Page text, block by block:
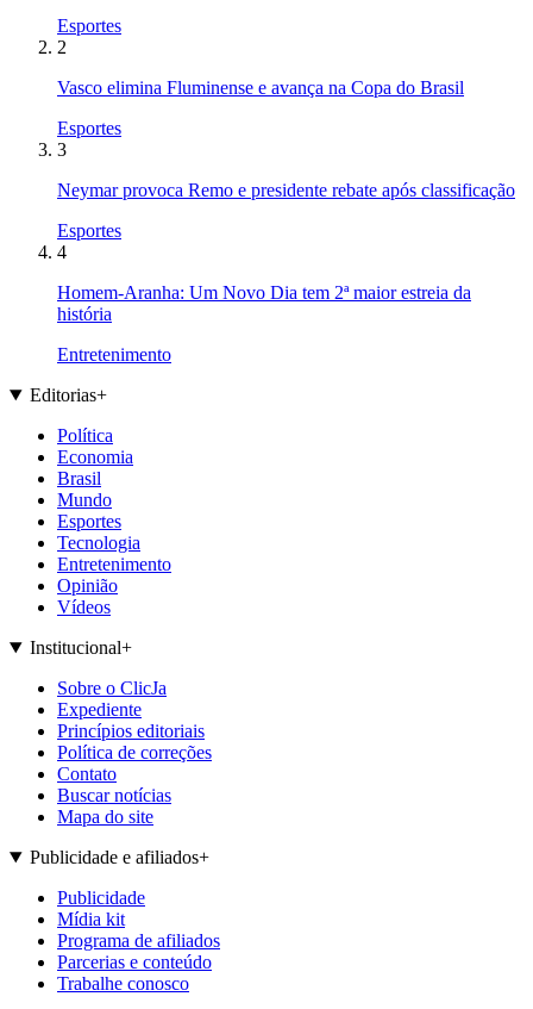
Esportes
2
Vasco elimina Fluminense e avança na Copa do Brasil
Esportes
3
Neymar provoca Remo e presidente rebate após classificação
Esportes
4
Homem-Aranha: Um Novo Dia tem 2ª maior estreia da
história
Entretenimento
Editorias+
Política
Economia
Brasil
Mundo
Esportes
Tecnologia
Entretenimento
Opinião
Vídeos
Institucional+
Sobre o ClicJa
Expediente
Princípios editoriais
Política de correções
Contato
Buscar notícias
Mapa do site
Publicidade e afiliados+
Publicidade
Mídia kit
Programa de afiliados
Parcerias e conteúdo
Trabalhe conosco